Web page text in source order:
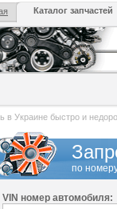
Каталог запчастей
в Украине быстро и
по
VIN номер автомобиля: